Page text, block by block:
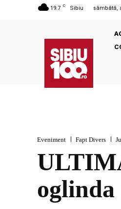
19.7 C Sibiu sâmbătă,
Eveniment Fapt Divers